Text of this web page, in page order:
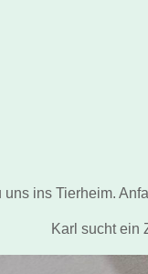
uns ins Tierheim.
Karl sucht ein